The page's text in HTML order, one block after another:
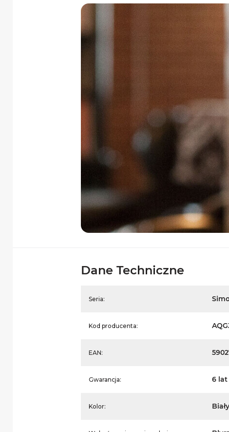
Dane Techniczne
Seria:
Kod producenta:
EAN:
Gwarancja: 6 lat
Kolor: Biały